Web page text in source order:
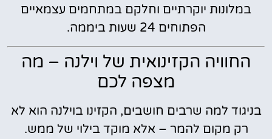
במלונות יוקרתיים וחלקם במתחמים עצמאיים
הפתוחים 24 שעות ביממה.
החוויה הקזינואית של וילנה – מה
מצפה לכם
בניגוד למה שרבים חושבים, הקזינו בוילנה הוא לא
רק מקום להמר – אלא מוקד בילוי של ממש.